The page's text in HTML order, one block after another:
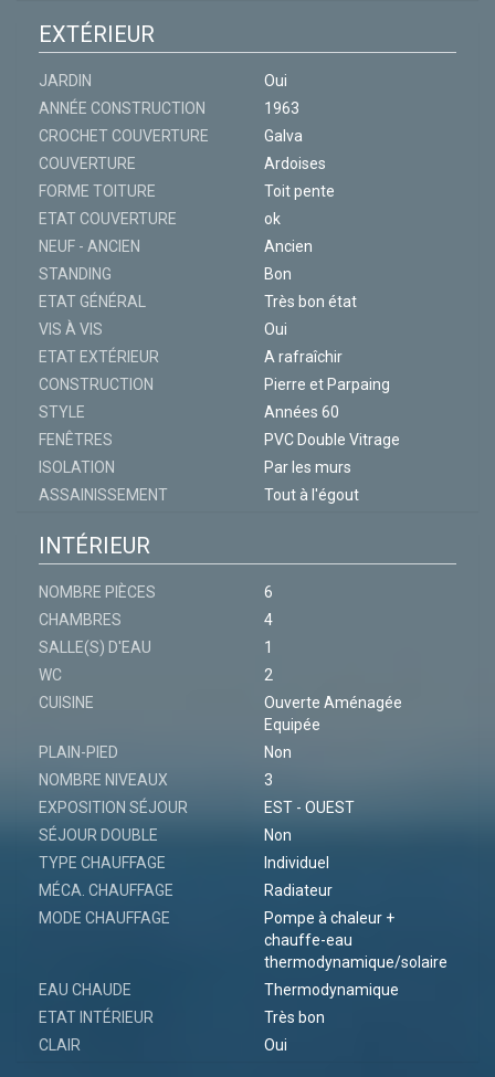
EXTÉRIEUR
JARDIN
Oui
ANNÉE CONSTRUCTION
1963
CROCHET COUVERTURE
Galva
COUVERTURE
Ardoises
FORME TOITURE
Toit pente
ETAT COUVERTURE
ok
NEUF - ANCIEN
Ancien
STANDING
Bon
ETAT GÉNÉRAL
Très bon état
VIS À VIS
Oui
ETAT EXTÉRIEUR
A rafraîchir
CONSTRUCTION
Pierre et Parpaing
STYLE
Années 60
FENÊTRES
PVC Double Vitrage
ISOLATION
Par les murs
ASSAINISSEMENT
Tout à l'égout
INTÉRIEUR
NOMBRE PIÈCES
6
CHAMBRES
4
SALLE(S) D'EAU
1
WC
2
CUISINE
Ouverte Aménagée
Equipée
PLAIN-PIED
Non
NOMBRE NIVEAUX
3
EXPOSITION SÉJOUR
EST - OUEST
SÉJOUR DOUBLE
Non
TYPE CHAUFFAGE
Individuel
MÉCA. CHAUFFAGE
Radiateur
MODE CHAUFFAGE
Pompe à chaleur +
chauffe-eau
thermodynamique/solaire
EAU CHAUDE
Thermodynamique
ETAT INTÉRIEUR
Très bon
CLAIR
Oui